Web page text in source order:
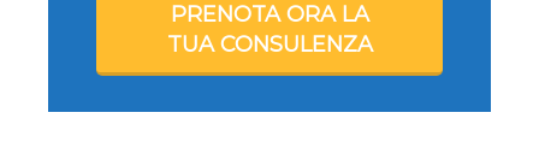
PRENOTA ORA LA
TUA CONSULENZA